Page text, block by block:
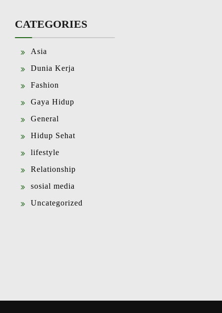
CATEGORIES
Asia
Dunia Kerja
Fashion
Gaya Hidup
General
Hidup Sehat
lifestyle
Relationship
sosial media
Uncategorized